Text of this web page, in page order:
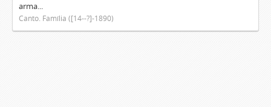
arma...
Canto. Família ([14--?]-1890)